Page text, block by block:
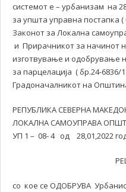
системот е – урбанизам на
за упшта управна постапка
Законот за Локална
и Прирачникот за начинот
изготвување и одобрување
за парцелација ( бр.24-6836/
Градоначалникот на
РЕПУБЛИКА СЕВЕРНА
ЛОКАЛНА САМОУПРАВА
УП 1 – 08- 4 од 28,01,2022
со кое се ОДОБРУВА